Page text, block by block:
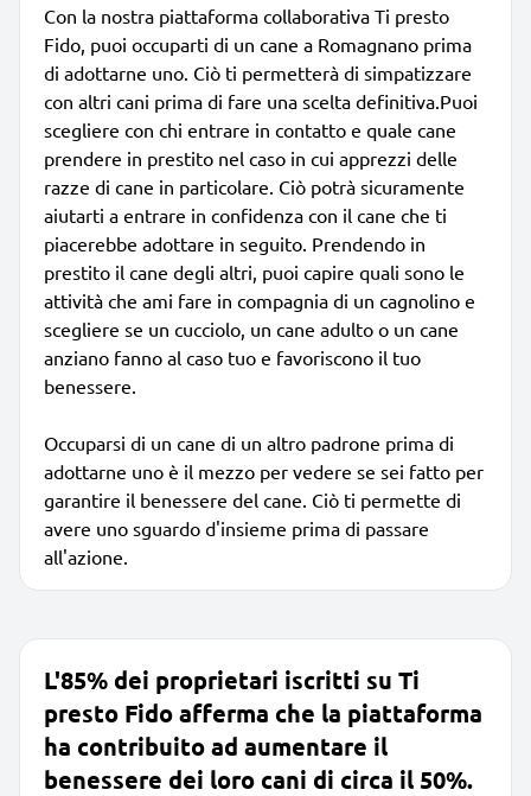
Con la nostra piattaforma collaborativa Ti presto
Fido, puoi occuparti di un cane a Romagnano prima
di adottarne uno. Ciò ti permetterà di simpatizzare
con altri cani prima di fare una scelta definitiva.Puoi
scegliere con chi entrare in contatto e quale cane
prendere in prestito nel caso in cui apprezzi delle
razze di cane in particolare. Ciò potrà sicuramente
aiutarti a entrare in confidenza con il cane che ti
piacerebbe adottare in seguito. Prendendo in
prestito il cane degli altri, puoi capire quali sono le
attività che ami fare in compagnia di un cagnolino e
scegliere se un cucciolo, un cane adulto o un cane
anziano fanno al caso tuo e favoriscono il tuo
benessere.
Occuparsi di un cane di un altro padrone prima di
adottarne uno è il mezzo per vedere se sei fatto per
garantire il benessere del cane. Ciò ti permette di
avere uno sguardo d'insieme prima di passare
all'azione.
L'85% dei proprietari iscritti su Ti
presto Fido afferma che la piattaforma
ha contribuito ad aumentare il
benessere dei loro cani di circa il 50%.